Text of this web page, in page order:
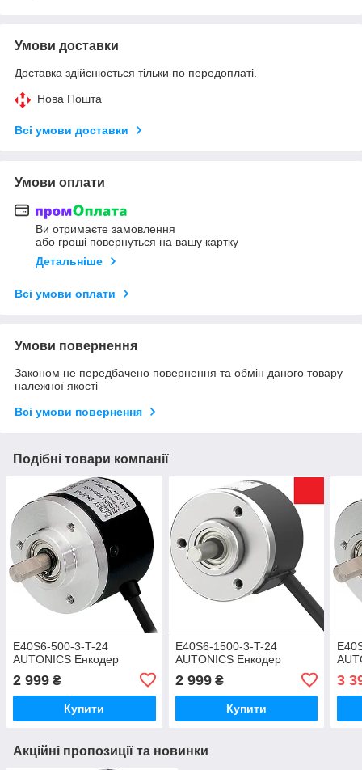
Умови доставки
Доставка здійснюється тільки по передоплаті.
Нова Пошта
Всі умови доставки
Умови оплати
Ви отримаєте замовлення
або гроші повернуться на вашу картку
Детальніше
Всі умови оплати
Умови повернення
Законом не передбачено повернення та обмін даного товару
належної якості
Всі умови повернення
Подібні товари компанії
E40S6-500-3-T-24
AUTONICS Енкодер
2 999 ₴
Купити
E40S6-1500-3-T-24
AUTONICS Енкодер
2 999₴
Купити
3
Акційні пропозиції та новинки